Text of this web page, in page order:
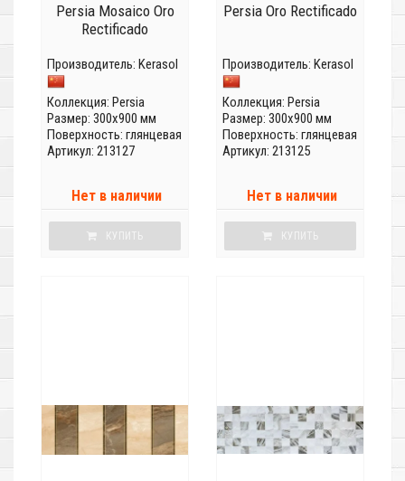
Persia Mosaico Oro
Rectificado
Производитель: Kerasol
Коллекция: Persia
Размер: 300x900 мм
Поверхность: глянцевая
Артикул: 213127
Нет в наличии
КУПИТЬ
Persia Oro Rectificado
Производитель: Kerasol
Коллекция: Persia
Размер: 300x900 мм
Поверхность: глянцевая
Артикул: 213125
Нет в наличии
КУПИТЬ